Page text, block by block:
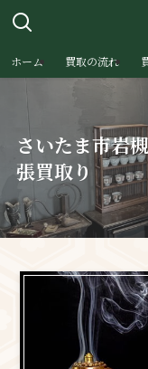
ホーム 買取の流れ
さいたま市岩
張買取り